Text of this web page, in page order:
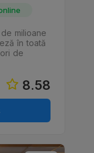
milioane
în toată
de
8.58